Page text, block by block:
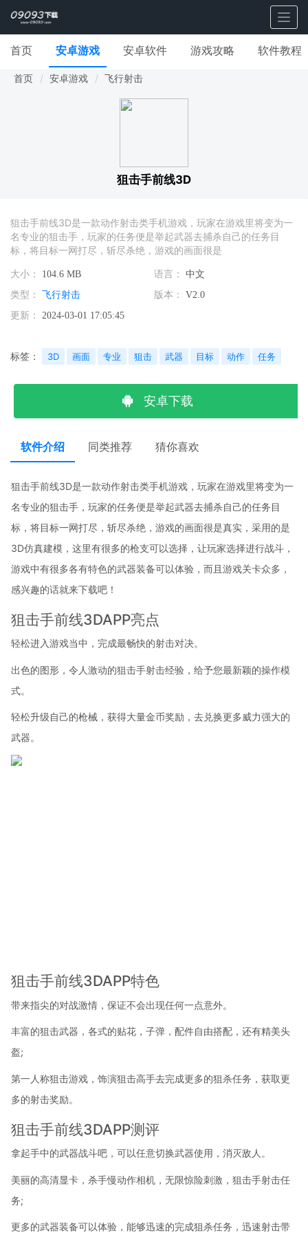
首页 安卓游戏 安卓软件 游戏攻略 软件教程
首页 安卓游戏 飞行射击
狙击手前线3D
狙击手前线3D是一款动作射击类手机游戏，玩家在游戏里将变为一
名专业的狙击手，玩家的任务便是举起武器去捕杀自己的任务目
标，将目标一网打尽，斩尽杀绝，游戏的画面很是
大小： 104.6 MB 语言：
中文
类型：
飞行射击 版本：
V2.0
更新：
2024-03-01 17:05:45
标签： 3D 画面 专业 狙击 武器 目标 动作 任务
安卓下载
软件介绍 同类推荐 猜你喜欢
狙击手前线3D是一款动作射击类手机游戏，玩家在游戏里将变为一
名专业的狙击手，玩家的任务便是举起武器去捕杀自己的任务目
标，将目标一网打尽，斩尽杀绝，游戏的画面很是真实，采用的是
3D仿真建模，这里有很多的枪支可以选择，让玩家选择进行战斗，
游戏中有很多各有特色的武器装备可以体验，而且游戏关卡众多，
感兴趣的话就来下载吧！
狙击手前线3DAPP亮点
轻松进入游戏当中，完成最畅快的射击对决。
出色的图形，令人激动的狙击手射击经验，给予您最新颖的操作模
式。
轻松升级自己的枪械，获得大量金币奖励，去兑换更多威力强大的
武器。
狙击手前线3DAPP特色
带来指尖的对战激情，保证不会出现任何一点意外。
丰富的狙击武器，各式的贴花，子弹，配件自由搭配，还有精美头
盔;
第一人称狙击游戏，饰演狙击高手去完成更多的狙杀任务，获取更
多的射击奖励。
狙击手前线3DAPP测评
拿起手中的武器战斗吧，可以任意切换武器使用，消灭敌人。
美丽的高清显卡，杀手慢动作相机，无限惊险刺激，狙击手射击任
务;
更多的武器装备可以体验，能够迅速的完成狙杀任务，迅速射击带